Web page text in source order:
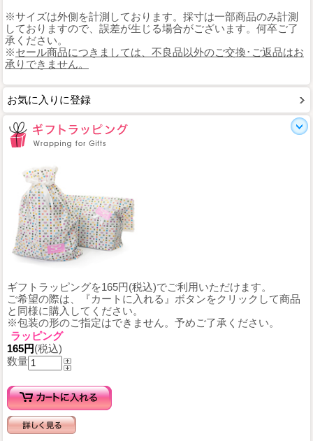
※サイズは外側を計測しております。採寸は一部商品のみ計測
しておりますので、誤差が生じる場合がございます。何卒ご了
承ください。
※セール商品につきましては、不良品以外のご交換･ご返品はお
承りできません。
お気に入りに登録
ギフトラッピングを165円(税込)でご利用いただけます。
ご希望の際は、『カートに入れる』ボタンをクリックして商品
と同様に購入してください。
※包装の形のご指定はできません。予めご了承ください。
ラッピング
165円(税込)
数量